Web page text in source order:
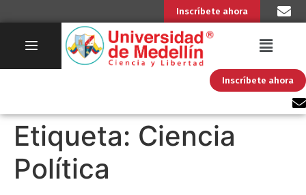
Inscríbete ahora
Inscríbete ahora
Etiqueta: Ciencia
Política